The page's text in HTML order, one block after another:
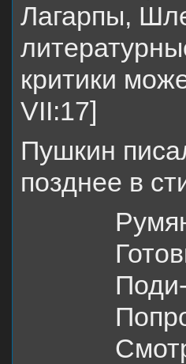
Лагарпы,
критики
VII:17]
Пушкин
позднее в